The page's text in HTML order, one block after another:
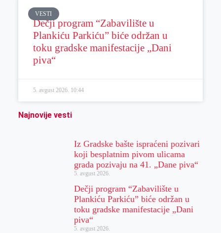
VESTI
Dečji program “Zabavilište u
Plankiću Parkiću” biće održan u
toku gradske manifestacije „Dani
piva“
5. avgust 2026. 10:44
Najnovije vesti
Iz Gradske bašte ispraćeni pozivari
koji besplatnim pivom ulicama
grada pozivaju na 41. „Dane piva“
5. avgust 2026.
Dečji program “Zabavilište u
Plankiću Parkiću” biće održan u
toku gradske manifestacije „Dani
piva“
5. avgust 2026.